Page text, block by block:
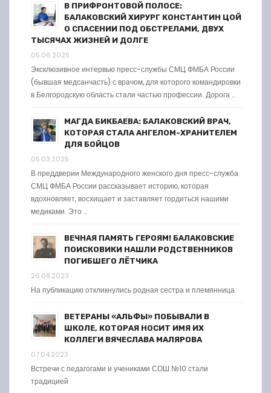
В ПРИФРОНТОВОЙ ПОЛОСЕ:
БАЛАКОВСКИЙ ХИРУРГ КОНСТАНТИН ЦОЙ
О СПАСЕНИИ ПОД ОБСТРЕЛАМИ, ДВУХ
ТЫСЯЧАХ ЖИЗНЕЙ И ДОЛГЕ
05.06.2025
Эксклюзивное интервью пресс-службы СМЦ ФМБА России
(бывшая медсанчасть) с врачом, для которого командировки
в Белгородскую область стали частью профессии. Дорога …
МАГДА БИКБАЕВА: БАЛАКОВСКИЙ ВРАЧ,
КОТОРАЯ СТАЛА АНГЕЛОМ-ХРАНИТЕЛЕМ
ДЛЯ БОЙЦОВ
05.03.2025
В преддверии Международного женского дня пресс-служба
СМЦ ФМБА России рассказывает историю, которая
вдохновляет, восхищает и заставляет гордиться нашими
медиками. Это …
ВЕЧНАЯ ПАМЯТЬ ГЕРОЯМ! БАЛАКОВСКИЕ
ПОИСКОВИКИ НАШЛИ РОДСТВЕННИКОВ
ПОГИБШЕГО ЛЁТЧИКА
26.08.2023
На публикацию откликнулись родная сестра и племянница
ВЕТЕРАНЫ «АЛЬФЫ» ПОБЫВАЛИ В
ШКОЛЕ, КОТОРАЯ НОСИТ ИМЯ ИХ
КОЛЛЕГИ ВЯЧЕСЛАВА МАЛЯРОВА
07.04.2023
Встречи с педагогами и учениками СОШ №10 стали
традицией